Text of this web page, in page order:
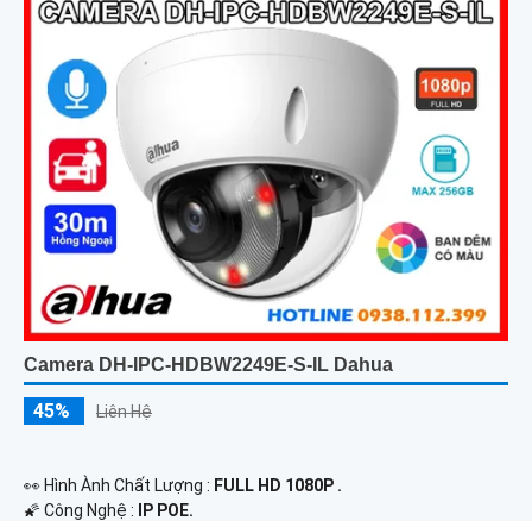
Camera DH-IPC-HDBW2249E-S-IL Dahua
45% Liên Hệ
️👀 Hình Ành Chất Lượng : FULL HD 1080P .
🌠 Công Nghệ :
IP POE.